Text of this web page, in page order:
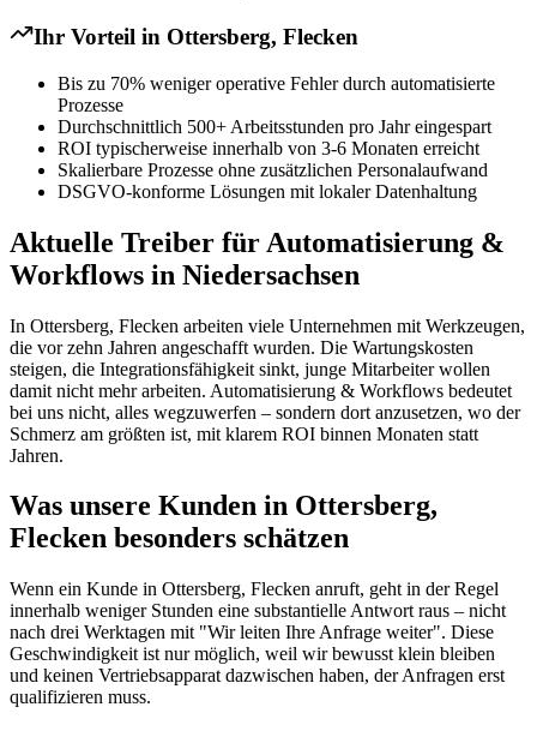
Ihr Vorteil in Ottersberg, Flecken
Bis zu 70% weniger operative Fehler durch automatisierte
Prozesse
Durchschnittlich 500+ Arbeitsstunden pro Jahr eingespart
ROI typischerweise innerhalb von 3-6 Monaten erreicht
Skalierbare Prozesse ohne zusätzlichen Personalaufwand
DSGVO-konforme Lösungen mit lokaler Datenhaltung
Aktuelle Treiber für Automatisierung &
Workflows in Niedersachsen
In Ottersberg, Flecken arbeiten viele Unternehmen mit Werkzeugen,
die vor zehn Jahren angeschafft wurden. Die Wartungskosten
steigen, die Integrationsfähigkeit sinkt, junge Mitarbeiter wollen
damit nicht mehr arbeiten. Automatisierung & Workflows bedeutet
bei uns nicht, alles wegzuwerfen – sondern dort anzusetzen, wo der
Schmerz am größten ist, mit klarem ROI binnen Monaten statt
Jahren.
Was unsere Kunden in Ottersberg,
Flecken besonders schätzen
Wenn ein Kunde in Ottersberg, Flecken anruft, geht in der Regel
innerhalb weniger Stunden eine substantielle Antwort raus – nicht
nach drei Werktagen mit "Wir leiten Ihre Anfrage weiter". Diese
Geschwindigkeit ist nur möglich, weil wir bewusst klein bleiben
und keinen Vertriebsapparat dazwischen haben, der Anfragen erst
qualifizieren muss.